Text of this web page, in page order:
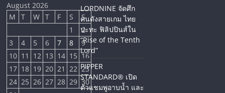
August 2026
M
T W T F S
S
1
2
3
4 5 6 7 8
9
10 11 12 13 14 15 16
17 18 19 20 21 22 23
24 25 26 27 28 29 30
LORDNINE จัดศึก
คนดังสายเกม ไทย
ปะทะ ฟิลิปปินส์ใน
“Rise of the Tenth
Lord”
PIPPER
STANDARD® เปิด
ตัวแชมพูอาบน้ำ และ